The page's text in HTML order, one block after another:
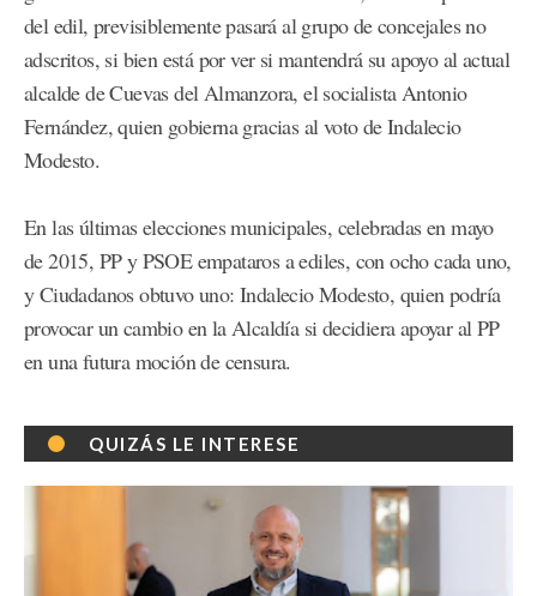
del edil, previsiblemente pasará al grupo de concejales no
adscritos, si bien está por ver si mantendrá su apoyo al actual
alcalde de Cuevas del Almanzora, el socialista Antonio
Fernández, quien gobierna gracias al voto de Indalecio
Modesto.
En las últimas elecciones municipales, celebradas en mayo
de 2015, PP y PSOE empataros a ediles, con ocho cada uno,
y Ciudadanos obtuvo uno: Indalecio Modesto, quien podría
provocar un cambio en la Alcaldía si decidiera apoyar al PP
en una futura moción de censura.
QUIZÁS LE INTERESE